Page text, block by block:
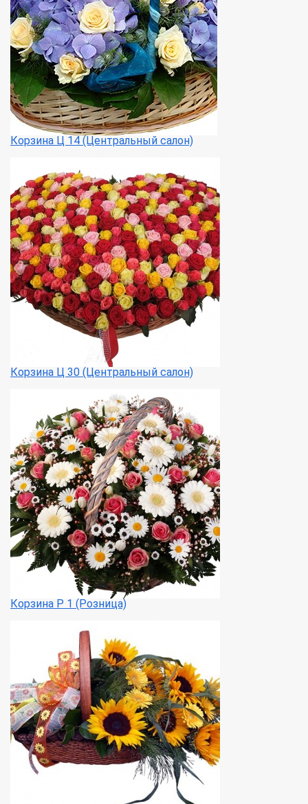
Корзина Ц 14 (Центральный салон)
Корзина Ц 30 (Центральный салон)
Корзина Р 1 (Розница)